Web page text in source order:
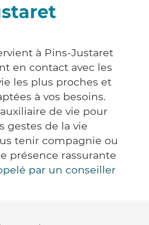
à Pins-Justaret
en contact avec les
les plus proches et
à vos besoins.
de vie pour
gestes de la vie
tenir compagnie ou
présence rassurante
par un conseiller